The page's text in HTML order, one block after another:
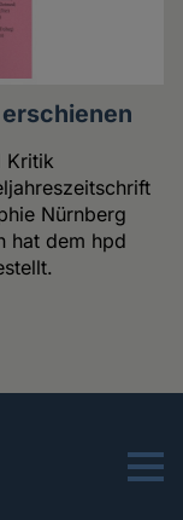
Kritik
Nürnberg
hat dem hpd
Menu